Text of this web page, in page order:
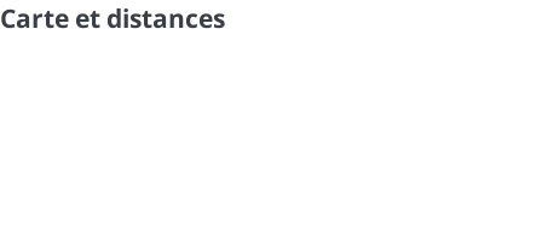
Carte et distances